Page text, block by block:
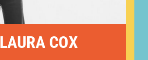
LAURA COX